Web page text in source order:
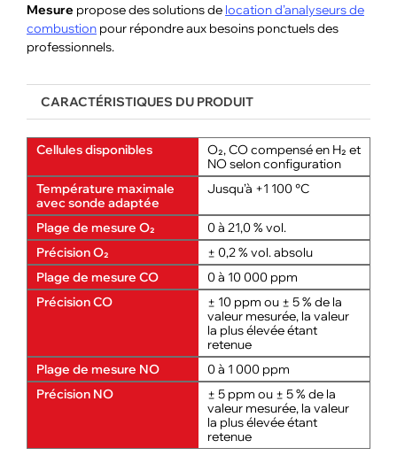
Mesure propose des solutions de location d’analyseurs de
combustion pour répondre aux besoins ponctuels des
professionnels.
CARACTÉRISTIQUES DU PRODUIT
Cellules disponibles
O₂, CO compensé en H₂ et
NO selon configuration
Température maximale
avec sonde adaptée
Jusqu’à +1 100 °C
Plage de mesure O₂
0 à 21,0 % vol.
Précision O₂
± 0,2 % vol. absolu
Plage de mesure CO
0 à 10 000 ppm
Précision CO
± 10 ppm ou ± 5 % de la
valeur mesurée, la valeur
la plus élevée étant
retenue
Plage de mesure NO
0 à 1 000 ppm
Précision NO
± 5 ppm ou ± 5 % de la
valeur mesurée, la valeur
la plus élevée étant
retenue